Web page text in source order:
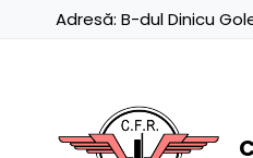
Adresă: B-dul Dinicu